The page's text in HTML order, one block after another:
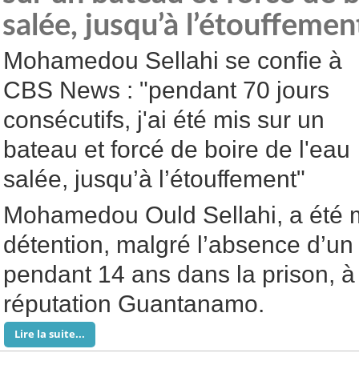
salée, jusqu’à
Mohamedou Sellahi se confie à
CBS News : "pendant 70 jours
consécutifs, j'ai été mis sur un
bateau et forcé de boire de l'eau
salée, jusqu’à l’étouffement"
Mohamedou Ould Sellahi, a été
détention, malgré l’absence
pendant 14 ans dans la prison,
réputation Guantanamo.
Lire la suite...